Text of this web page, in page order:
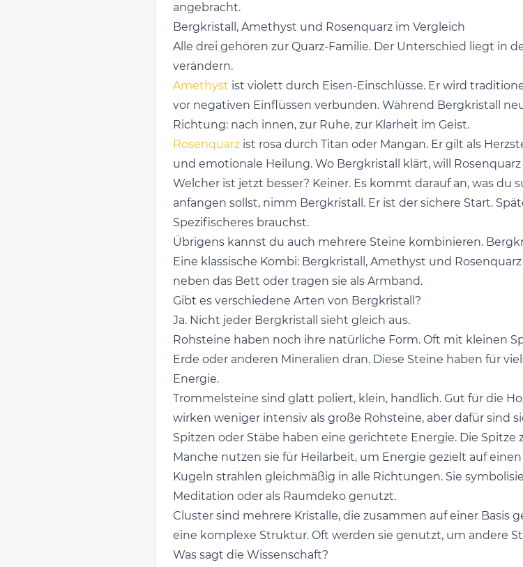
angebracht.
Bergkristall, Amethyst und Rosenquarz im Vergleich
Alle drei gehören zur Quarz-Familie. Der Unterschied liegt in
verändern.
Amethyst ist violett durch Eisen-Einschlüsse. Er wird
vor negativen Einflüssen verbunden. Während Bergkristall
Richtung: nach innen, zur Ruhe, zur Klarheit im Geist.
Rosenquarz ist rosa durch Titan oder Mangan. Er gilt als
und emotionale Heilung. Wo Bergkristall klärt, will
Welcher ist jetzt besser? Keiner. Es kommt darauf an, was du
anfangen sollst, nimm Bergkristall. Er ist der sichere Start.
Spezifischeres brauchst.
Übrigens kannst du auch mehrere Steine kombinieren.
Eine klassische Kombi: Bergkristall, Amethyst und
neben das Bett oder tragen sie als Armband.
Gibt es verschiedene Arten von Bergkristall?
Ja. Nicht jeder Bergkristall sieht gleich aus.
Rohsteine haben noch ihre natürliche Form. Oft mit kleinen
Erde oder anderen Mineralien dran. Diese Steine haben für
Energie.
Trommelsteine sind glatt poliert, klein, handlich. Gut für die
wirken weniger intensiv als große Rohsteine, aber dafür sind
Spitzen oder Stäbe haben eine gerichtete Energie. Die Spitze
Manche nutzen sie für Heilarbeit, um Energie gezielt auf
Kugeln strahlen gleichmäßig in alle Richtungen. Sie
Meditation oder als Raumdeko genutzt.
Cluster sind mehrere Kristalle, die zusammen auf einer Basis
eine komplexe Struktur. Oft werden sie genutzt, um andere
Was sagt die Wissenschaft?